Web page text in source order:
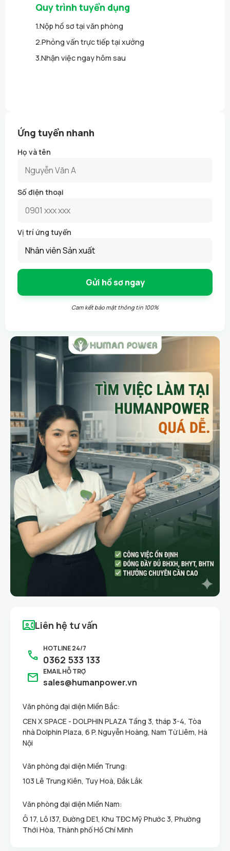
Quy trình tuyển dụng
1.Nộp hồ sơ tại văn phòng
2.Phỏng vấn trực tiếp tại xưởng
3.Nhận việc ngay hôm sau
Ứng tuyển nhanh
Họ và tên
Số điện thoại
Vị trí ứng tuyển
Cam kết bảo mật thông tin 100%
Tuyển dụng nhiều vị trí
Xem chi tiết
contact_phoneLiên hệ tư vấn
call HOTLINE 24/7
0362 533 133
mail EMAIL HỖ TRỢ
sales@humanpower.vn
Văn phòng đại diện Miền Bắc:
CEN X SPACE - DOLPHIN PLAZA Tầng 3, tháp 3-4, Tòa
nhà Dolphin Plaza, 6 P. Nguyễn Hoàng, Nam Từ Liêm, Hà
Nội
Văn phòng đại diện Miền Trung:
103 Lê Trung Kiên, Tuy Hoà, Đắk Lắk
Văn phòng đại diện Miền Nam:
Ô 17, Lô I37, Đường DE1, Khu TĐC Mỹ Phước 3, Phường
Thới Hòa, Thành phố Hồ Chí Minh